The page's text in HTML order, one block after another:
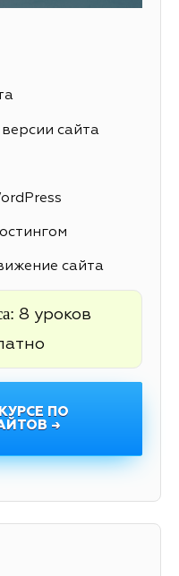
сайта
сайта
8 уроков
ПО
→